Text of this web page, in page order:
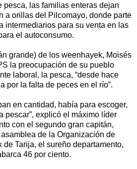
pesca, las familias enteras dejan
a orillas del Pilcomayo, donde parte
intermediarios para su venta en las
el autoconsumo.
grande) de los weenhayek, Moisés
la preocupación de su pueblo
laboral, la pesca, “desde hace
por la falta de peces en el río”.
en cantidad, había para escoger,
pescar”, explicó el máximo líder
con el segundo gran capitán,
de la Organización de
Tarija, el sureño departamento,
46 por ciento.